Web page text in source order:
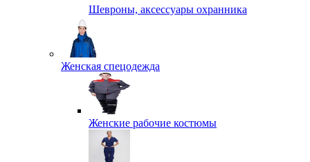
Шевроны, аксессуары охранника
Женская спецодежда
Женские рабочие костюмы